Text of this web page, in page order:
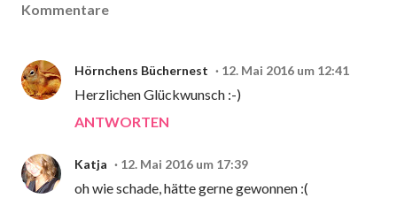
Kommentare
Hörnchens Büchernest 12. Mai 2016 um 12:41
Herzlichen Glückwunsch :-)
ANTWORTEN
Katja 12. Mai 2016 um 17:39
oh wie schade, hätte gerne gewonnen :(